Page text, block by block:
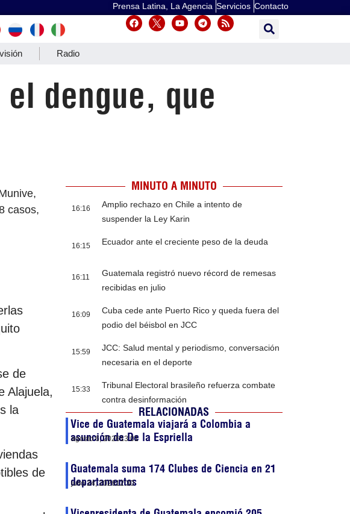
Prensa Latina, La Agencia Servicios Contacto
Radio
dengue, que
casos,
de
Alajuela,
la
de
MINUTO A MINUTO
16:16
Amplio rechazo en Chile a intento de
suspender la Ley Karin
16:15 Ecuador ante el creciente peso de la deuda
16:11
Guatemala registró nuevo récord de remesas
recibidas en julio
16:09
Cuba cede ante Puerto Rico y queda fuera del
podio del béisbol en JCC
15:59
JCC: Salud mental y periodismo, conversación
necesaria en el deporte
15:33
Tribunal Electoral brasileño refuerza combate
contra desinformación
RELACIONADAS
Vice de Guatemala viajará a Colombia a
asunción de De la Espriella
agosto 6, 202613:01
Guatemala suma 174 Clubes de Ciencia en 21
departamentos
julio 24, 202612:30